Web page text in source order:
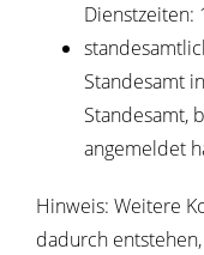
Dienstzeiten:
Standesamt
Standesamt,
angemeldet
Hinweis: Weitere
dadurch